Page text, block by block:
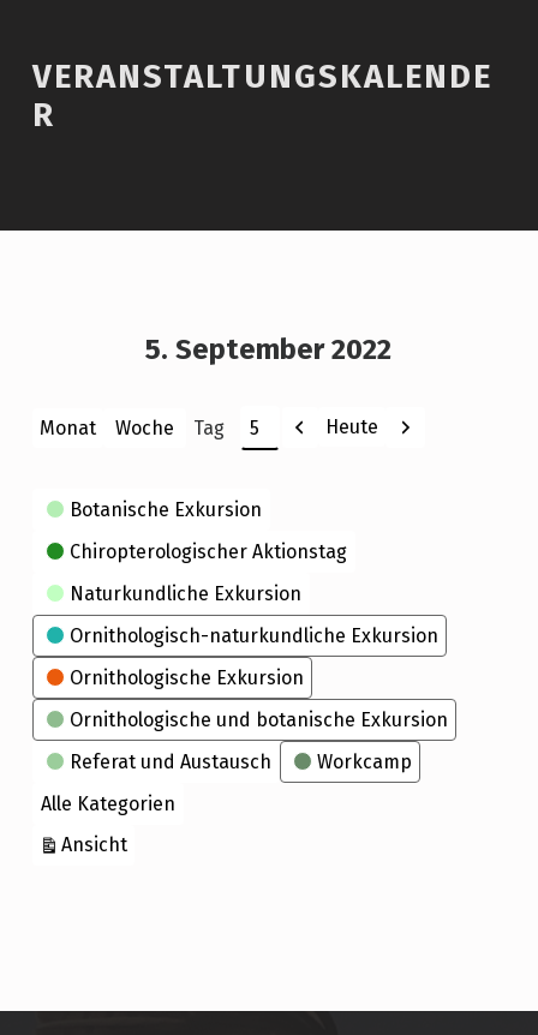
VERANSTALTUNGSKALENDE
R
5. September 2022
Monat Woche Tag
Monat
Tag
Jahr
Zurück
Heute Weiter
Kategorien
Botanische Exkursion
Chiropterologischer Aktionstag
Naturkundliche Exkursion
Ornithologisch-naturkundliche Exkursion
Ornithologische Exkursion
Ornithologische und botanische Exkursion
Referat und Austausch
Workcamp
Alle Kategorien
Ansichtausdrucken